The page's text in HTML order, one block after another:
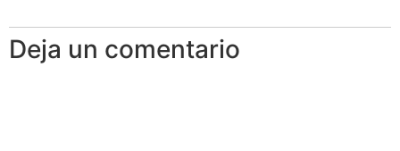
Deja un comentario